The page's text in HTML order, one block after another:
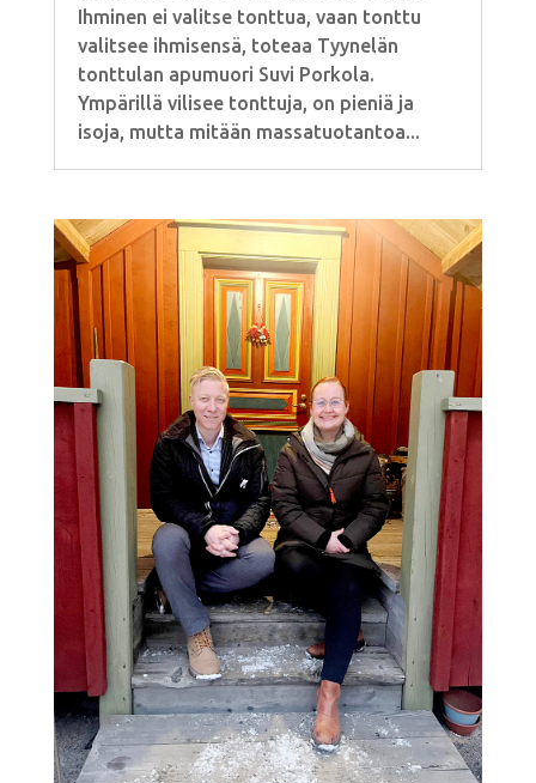
Ihminen ei valitse tonttua, vaan tonttu
valitsee ihmisensä, toteaa Tyynelän
tonttulan apumuori Suvi Porkola.
Ympärillä vilisee tonttuja, on pieniä ja
isoja, mutta mitään massatuotantoa...